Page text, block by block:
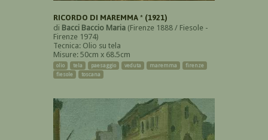
RICORDO DI MAREMMA * (1921)
di Bacci Baccio Maria (Firenze 1888 / Fiesole -
Firenze 1974)
Tecnica: Olio su tela
Misure: 50cm x 68.5cm
olio tela paesaggio veduta maremma
firenze
fiesole
toscana